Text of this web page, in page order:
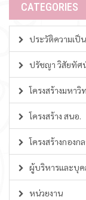
CATEGORIES
ประวัติความเป็
ปรัชญา วิสัยทัศ
โครงสร้างมหาวิ
โครงสร้าง สนอ.
โครงสร้างกองกล
ผู้บริหารและบุค
หน่วยงาน